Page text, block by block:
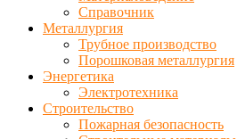
Справочник
Металлургия
Трубное производство
Порошковая металлургия
Энергетика
Электротехника
Строительство
Пожарная безопасность